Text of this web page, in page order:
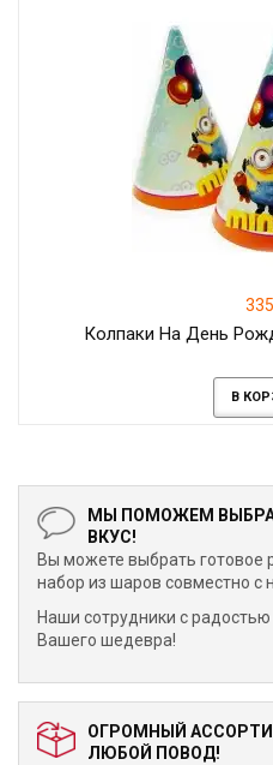
335
Колпаки На День
В
МЫ ПОМОЖЕМ
ВКУС!
Вы можете выбрать готовое
набор из шаров совместно
Наши сотрудники с
Вашего шедевра!
ОГРОМНЫЙ
ЛЮБОЙ ПОВОД!